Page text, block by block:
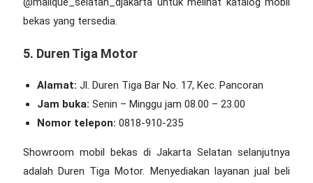
bekas yang tersedia.
5. Duren Tiga Motor
Alamat: Jl. Duren Tiga Bar No. 17, Kec. Pancoran
Jam buka: Senin – Minggu jam 08.00 – 23.00
Nomor telepon: 0818-910-235
Showroom mobil bekas di Jakarta Selatan selanjutnya
adalah Duren Tiga Motor. Menyediakan layanan jual beli